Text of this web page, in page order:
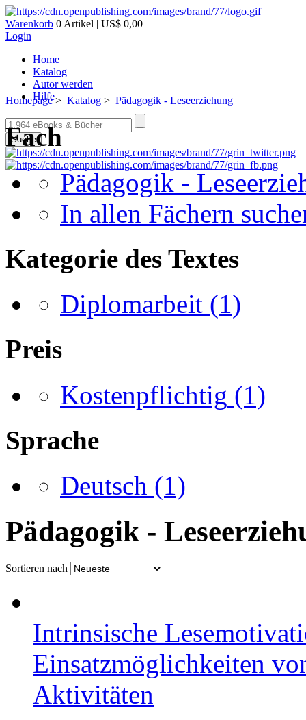
Warenkorb 0 Artikel | US$ 0,00
Login
Home
Katalog
Autor werden
Hilfe
Suche
Homepage> Katalog > Pädagogik - Leseerziehung
Fach
Pädagogik -
In allen Fächern
Kategorie des Textes
Diplomarbeit (1)
Preis
Kostenpflichtig (1)
Sprache
Deutsch (1)
Pädagogik -
Sortieren nach
Intrinsische
Einsatzmöglichkeiten
Aktivitäten